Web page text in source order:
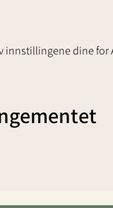
innstillingene dine